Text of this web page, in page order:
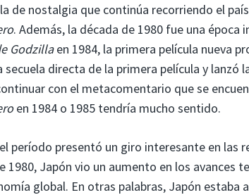
de nostalgia que continúa recorriendo el
. Además, la década de 1980 fue una
Godzillaen 1984, la primera película nueva
secuela directa de la primera película y lanzó
con el metacomentario que se
en 1984 o 1985 tendría mucho sentido.
período presentó un giro interesante en las
1980, Japón vio un aumento en los avances
global. En otras palabras, Japón